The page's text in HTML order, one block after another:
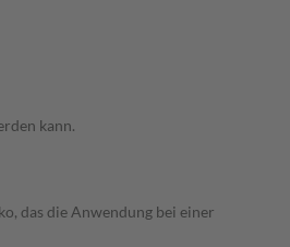
kann.
das die Anwendung bei einer